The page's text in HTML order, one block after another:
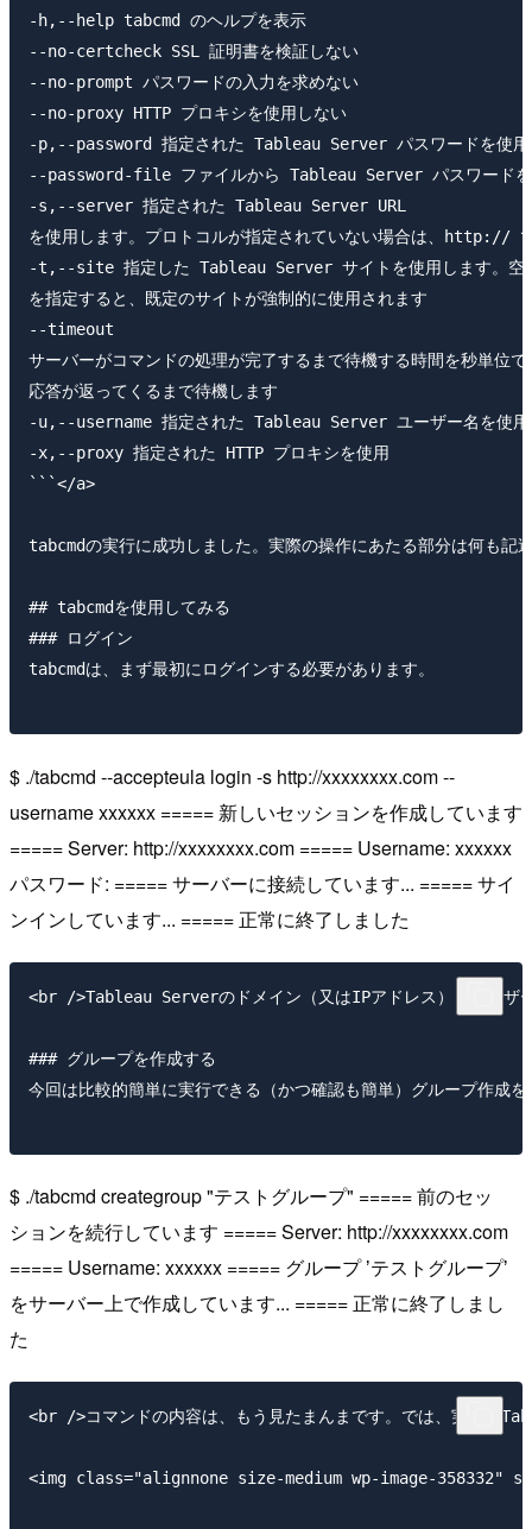
-h,--help tabcmd のヘルプを表示
--no-certcheck SSL 証明書を検証しない
--no-prompt パスワードの入力を求めない
--no-proxy HTTP プロキシを使用しない
-p,--password 指定された Tableau Server パスワードを使用
--password-file ファイルから Tableau Server パスワードを
-s,--server 指定された Tableau Server URL
を使用します。プロトコルが指定されていない場合は、http://
-t,--site 指定した Tableau Server サイトを使用します。空
を指定すると、既定のサイトが強制的に使用されます
--timeout
サーバーがコマンドの処理が完了するまで待機する時間を秒単位
応答が返ってくるまで待機します
-u,--username 指定された Tableau Server ユーザー名を使用
-x,--proxy 指定された HTTP プロキシを使用
```</a>
tabcmdの実行に成功しました。実際の操作にあたる部分は何も記
## tabcmdを使用してみる
### ログイン
tabcmdは、まず最初にログインする必要があります。
$ ./tabcmd --accepteula login -s http://xxxxxxxx.com --
username xxxxxx ===== 新しいセッションを作成しています
===== Server: http://xxxxxxxx.com ===== Username: xxxxxx
パスワード: ===== サーバーに接続しています... ===== サイ
ンインしています... ===== 正常に終了しました
<br />Tableau Serverのドメイン（又はIPアドレス）とユーザー
### グループを作成する
今回は比較的簡単に実行できる（かつ確認も簡単）グループ作成
$ ./tabcmd creategroup "テストグループ" ===== 前のセッ
ションを続行しています ===== Server: http://xxxxxxxx.com
===== Username: xxxxxx ===== グループ ʼテストグループʼ
をサーバー上で作成しています... ===== 正常に終了しまし
た
<br />コマンドの内容は、もう見たまんまです。では、実際に
<img class="alignnone size-medium wp-image-